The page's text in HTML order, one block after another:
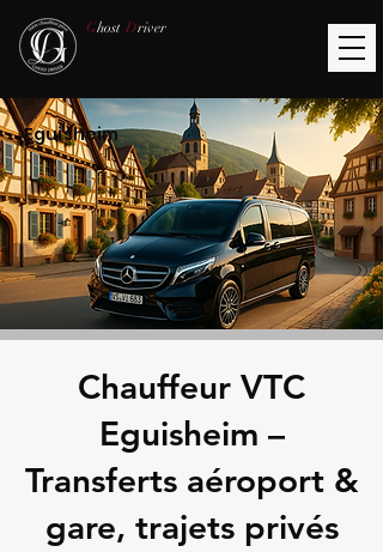
Ghost Driver
Eguisheim
Chauffeur VTC
Eguisheim –
Transferts aéroport &
gare, trajets privés